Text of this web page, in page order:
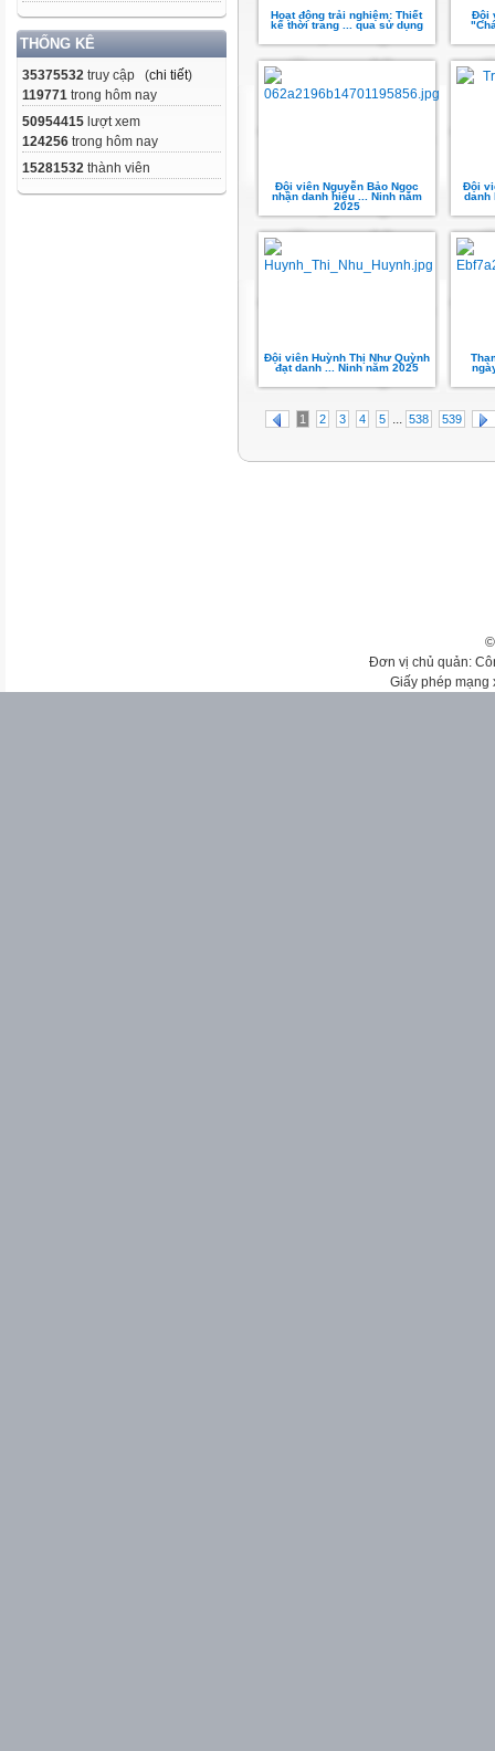
THỐNG KÊ
35375532 truy cập (chi tiết)
119771 trong hôm nay
50954415 lượt xem
124256 trong hôm nay
15281532 thành viên
Hoạt động trải nghiệm: Thiết
kế thời trang ... qua sử dụng
Đội
Đội viên Nguyễn Bảo Ngọc
nhận danh hiệu ... Ninh năm
2025
Đội
danh
Đội viên Huỳnh Thị Như Quỳnh
đạt danh ... Ninh năm 2025
1 2 3 4 5 ... 538 539
Đơn vị chủ quản:
Giấy phép mạng